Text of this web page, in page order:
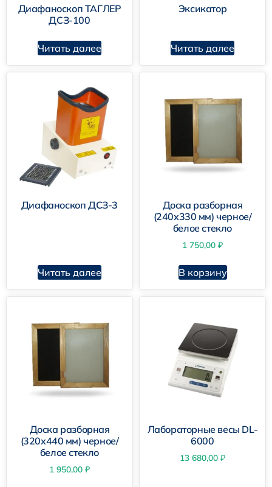
Диафаноскоп ТАГЛЕР
ДСЗ-100
Читать далее
Эксикатор
Читать далее
Диафаноскоп ДСЗ-3
Читать далее
Доска разборная
(240х330 мм) черное/
белое стекло
1 750,00 ₽
В корзину
Доска разборная
(320х440 мм) черное/
белое стекло
1 950,00 ₽
Лабораторные весы DL-
6000
13 680,00 ₽